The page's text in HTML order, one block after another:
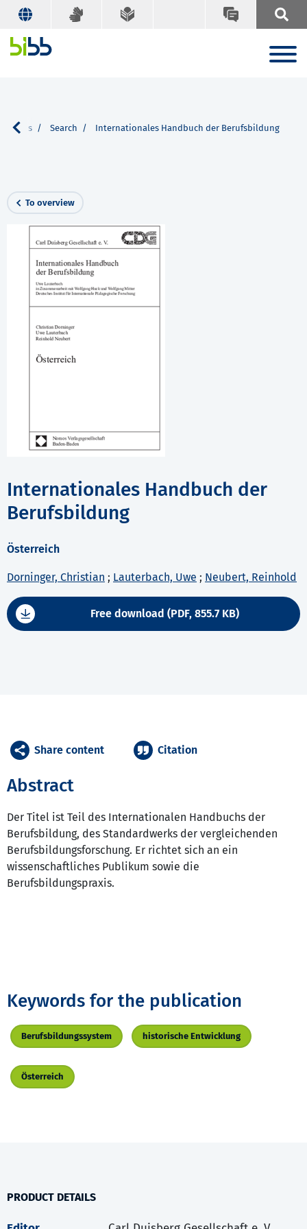
Search Internationales Handbuch der Berufsbildung
To overview
Internationales Handbuch der
Berufsbildung
Österreich
Dorninger, Christian ; Lauterbach, Uwe ; Neubert, Reinhold
Free download (PDF, 855.7 KB)
Abstract
Der Titel ist Teil des Internationalen Handbuchs der
Berufsbildung, des Standardwerks der vergleichenden
Berufsbildungsforschung. Er richtet sich an ein
wissenschaftliches Publikum sowie die
Berufsbildungspraxis.
Share content Citation
Keywords for the publication
Berufsbildungssystem historische Entwicklung
Österreich
PRODUCT DETAILS